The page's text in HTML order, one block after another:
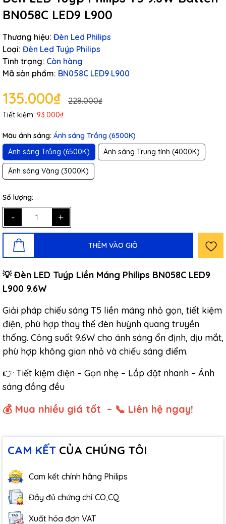
BN058C LED9 L900
Thương hiệu: Đèn Led Philips
Loại: Đèn Led Tuýp Philips
Tình trạng: Còn hàng
Mã sản phẩm: BN058C LED9 L900
135.000₫ 228.000₫
Tiết kiệm: 93.000₫
Màu ánh sáng: Ánh sáng Trắng (6500K)
Ánh sáng Trắng (6500K)
Ánh sáng Trung tính (4000K)
Ánh sáng Vàng (3000K)
Số lượng:
- +
THÊM VÀO GIỎ
​​​​💡 Đèn LED Tuýp Liền Máng Philips BN058C LED9
L900 9.6W
Giải pháp chiếu sáng T5 liền máng nhỏ gọn, tiết kiệm
điện, phù hợp thay thế đèn huỳnh quang truyền
thống. Công suất 9.6W cho ánh sáng ổn định, dịu mắt,
phù hợp không gian nhỏ và chiếu sáng điểm.
👉 Tiết kiệm điện – Gọn nhẹ – Lắp đặt nhanh – Ánh
sáng đồng đều
💰 Mua nhiều giá tốt – 📞 Liên hệ ngay!
CAM KẾT CỦA CHÚNG TÔI
Cam kết chính hãng Philips
Đầy đủ chứng chỉ CO,CQ
Xuất hóa đơn VAT